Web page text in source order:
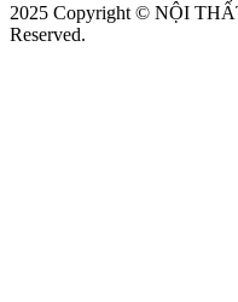
2025 Copyright © NỘI
Reserved.